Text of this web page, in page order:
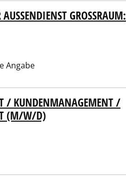
GROSSRAUM: KE
Angabe
/ KUNDENMANAGEMENT /
(M/W/D)